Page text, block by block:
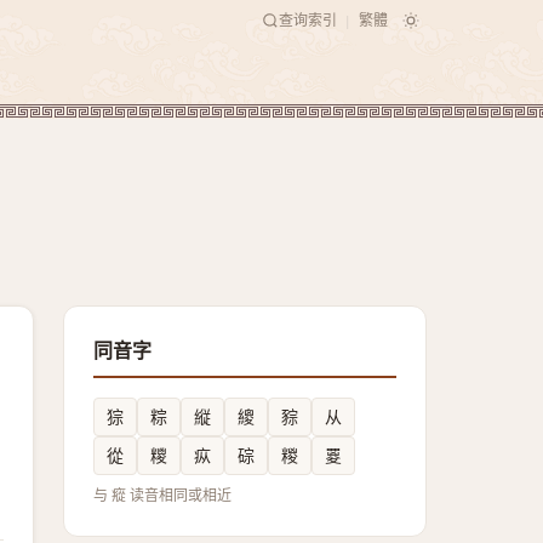
查询索引 繁體
同音字
猔 粽 縦 繌 䝋
从
從
糭 疭 碂 糉 䍟
与 瘲 读音相同或相近